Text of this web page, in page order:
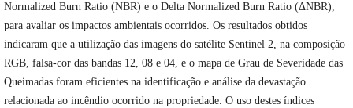
Normalized Burn Ratio (NBR) e o Delta Normalized Burn Ratio (ΔNBR),
para avaliar os impactos ambientais ocorridos. Os resultados obtidos
indicaram que a utilização das imagens do satélite Sentinel 2, na composição
RGB, falsa-cor das bandas 12, 08 e 04, e o mapa de Grau de Severidade das
Queimadasforam eficientes na identificação e análise da devastação
relacionada ao incêndio ocorrido na propriedade. O uso destes índices